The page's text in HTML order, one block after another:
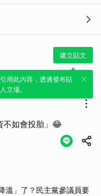
建立貼文
用此內容，透過發布貼
立場。
不如會投胎」😂
溫」了？民主黨參議員要